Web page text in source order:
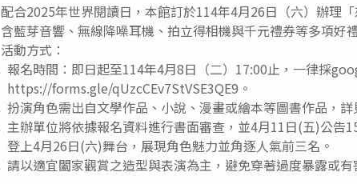
配合2025年世界閱讀日，本館訂於114年4月26日（六）辦理
含藍芽音響、無線降噪耳機、拍立得相機與千元禮券等多項好
活動方式：
報名時間：即日起至114年4月8日（二）17:00止，一律採
https://forms.gle/qUzcCEv7StVSE3QE9。
扮演角色需出自文學作品、小說、漫畫或繪本等圖書作品，詳
主辦單位將依據報名資料進行書面審查，並4月11日(五)公告
登上4月26日(六)舞台，展現角色魅力並角逐人氣前三名。
請以適宜闔家觀賞之造型與表演為主，避免穿著過度暴露或有